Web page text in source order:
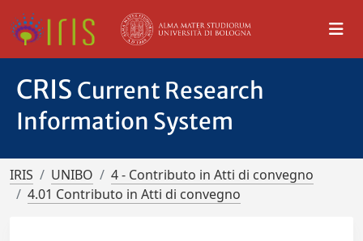
CRIS Current Research
Information System
IRIS UNIBO
4 - Contributo in Atti di convegno
4.01 Contributo in Atti di convegno